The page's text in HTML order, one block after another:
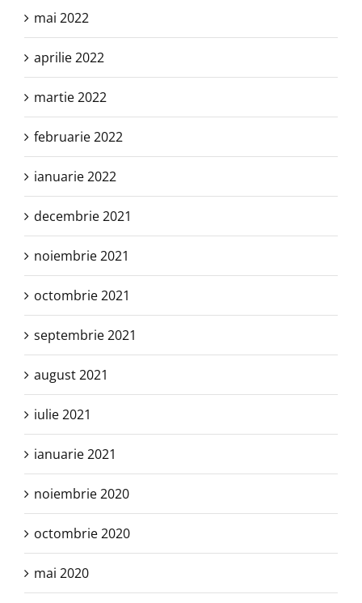
mai 2022
aprilie 2022
martie 2022
februarie 2022
ianuarie 2022
decembrie 2021
noiembrie 2021
octombrie 2021
septembrie 2021
august 2021
iulie 2021
ianuarie 2021
noiembrie 2020
octombrie 2020
mai 2020